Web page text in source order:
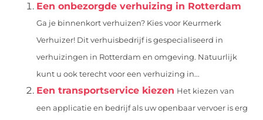
Een onbezorgde verhuizing in Rotterdam
Ga je binnenkort verhuizen? Kies voor Keurmerk
Verhuizer! Dit verhuisbedrijf is gespecialiseerd in
verhuizingen in Rotterdam en omgeving. Natuurlijk
kunt u ook terecht voor een verhuizing in...
Een transportservice kiezen Het kiezen van
een applicatie en bedrijf als uw openbaar vervoer is erg